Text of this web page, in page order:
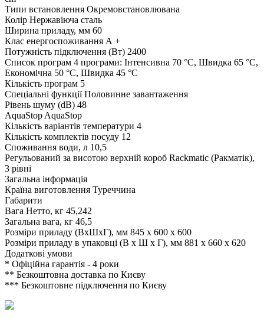
Типи встановлення Окремовстановлювана
Колір Нержавіюча сталь
Ширина приладу, мм 60
Клас енергоспоживання А +
Потужність підключення (Вт) 2400
Список програм 4 програми: Інтенсивна 70 °C, Швидка 65 °C,
Економічна 50 °C, Швидка 45 °C
Кількість програм 5
Спеціальні функції Половинне завантаження
Рівень шуму (dB) 48
AquaStop AquaStop
Кількість варіантів температури 4
Кількість комплектів посуду 12
Споживання води, л 10,5
Регульований за висотою верхній короб Rackmatic (Ракматік),
3 рівні
Загальна інформація
Країна виготовлення Туреччина
Габарити
Вага Нетто, кг 45,242
Загальна вага, кг 46,5
Розміри приладу (ВхШхГ), мм 845 x 600 x 600
Розміри приладу в упаковці (В х Ш х Г), мм 881 x 660 x 620
Додаткові умови
* Офіційна гарантія - 4 роки
** Безкоштовна доставка по Києву
*** Безкоштовне підключення по Києву